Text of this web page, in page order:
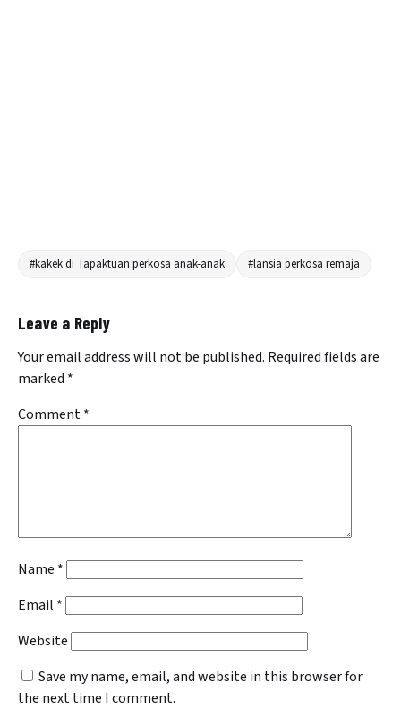
#kakek di Tapaktuan perkosa anak-anak #lansia perkosa remaja
Leave a Reply
Your email address will not be published. Required fields are
marked *
Comment*
Name *
Email *
Website
Save my name, email, and website in this browser for
the next time I comment.